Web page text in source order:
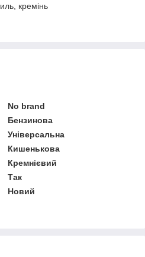
кремінь
No brand
Бензинова
Універсальна
Кишенькова
Кремнієвий
Так
Новий